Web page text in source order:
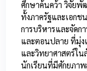
ศึกษาค้นคว้า วิจัยพั
ทั้งภาครัฐและเอกช
การบริหารและจัด
และตอนปลาย ที่มุ่ง
และวิทยาศาสตร์ใน
นักเรียนที่มีศักยภา